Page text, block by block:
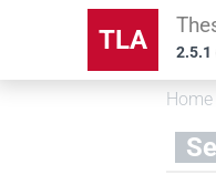
TLA 2.5.1
Home